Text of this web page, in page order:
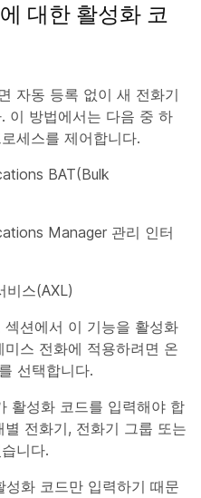
대한 활성화 코
자동 등록 없이 새 전화기
이 방법에서는 다음 중 하
세스를 제어합니다.
BAT(Bulk
Manager 관리 인터
비스(AXL)
섹션에서 이 기능을 활성화
스 전화에 적용하려면 온
를 선택합니다.
활성화 코드를 입력해야 합
전화기, 전화기 그룹 또는
니다.
화 코드만 입력하기 때문